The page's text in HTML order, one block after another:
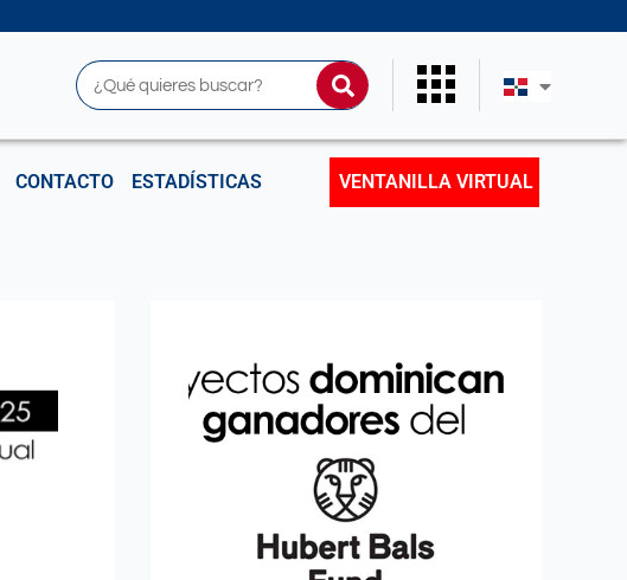
Buscar
CONTACTO ESTADÍSTICAS VENTANILLA VIRTUAL